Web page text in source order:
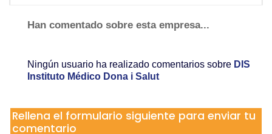
Han comentado sobre esta empresa...
Ningún usuario ha realizado comentarios sobre DIS
Instituto Médico Dona i Salut